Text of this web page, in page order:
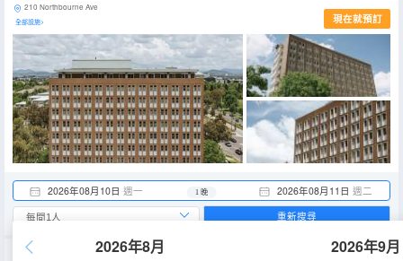
210 Northbourne Ave
全部設施> 現在就預訂
2026年08月10日 週一 2026年08月11日 週二
1 晚
2026年8月 2026年9月
重新搜尋